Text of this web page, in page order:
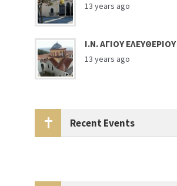
13 years ago
Ι.Ν. ΑΓΙΟΥ ΕΛΕΥΘΕΡΙΟΥ
13 years ago
Recent Events